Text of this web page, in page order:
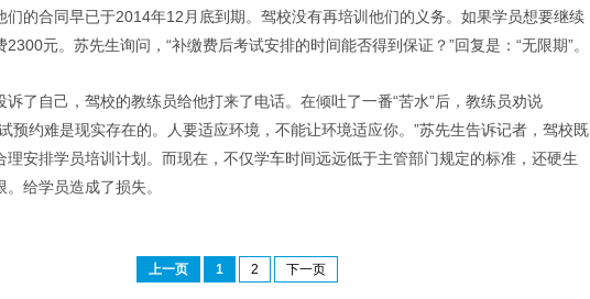
们的合同早已于2014年12月底到期。驾校没有再培训他们的义务。如果学员想要继续
元。苏先生询问，“补缴费后考试安排的时间能否得到保证？”回复是：“无限期”。
诉了自己，驾校的教练员给他打来了电话。在倾吐了一番“苦水”后，教练员劝说
预约难是现实存在的。人要适应环境，不能让环境适应你。”苏先生告诉记者，驾校既
理安排学员培训计划。而现在，不仅学车时间远远低于主管部门规定的标准，还硬生
给学员造成了损失。
上一页 1 2 下一页